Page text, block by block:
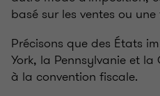
basé sur les ventes ou
Précisons que des États
York, la Pennsylvanie et
à la convention fiscale.